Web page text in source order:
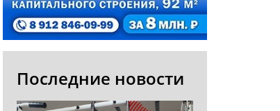
Последние новости